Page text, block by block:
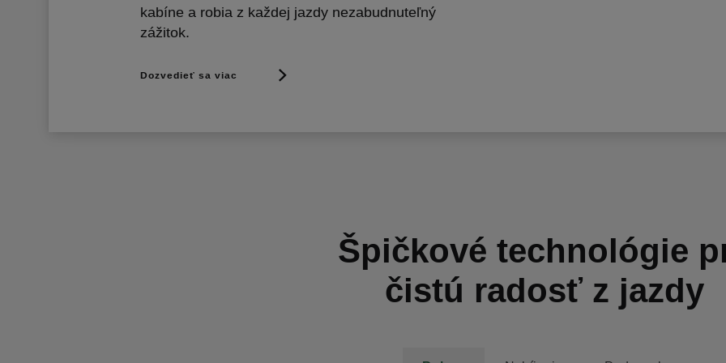
kabíne a robia z každej jazdy nezabudnuteľný
zážitok.
Dozvedieť sa viac
Špičkové technológie
čistú radosť z jazdy